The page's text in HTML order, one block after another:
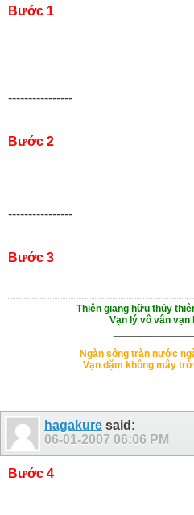
Bước 1
----------------
Bước 2
----------------
Bước 3
Thiên giang hữu thủy
Vạn lý vô vân vạn
Ngàn sông tràn nước
Vạn dặm không mây
hagakure said:
06-01-2007 06:06 PM
Bước 4